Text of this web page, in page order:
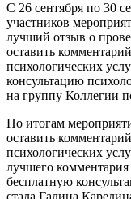
С 26 сентября по 30
участников
лучший отзыв о
оставить
психологических
консультацию
на группу Коллегии
По итогам
оставить
психологических
лучшего комментария
бесплатную